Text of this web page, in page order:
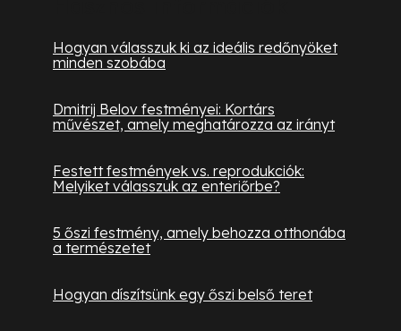
Hogyan válasszuk ki az ideális redőnyöket
minden szobába
Dmitrij Belov festményei: Kortárs
művészet, amely meghatározza az irányt
Festett festmények vs. reprodukciók:
Melyiket válasszuk az enteriőrbe?
5 őszi festmény, amely behozza otthonába
a természetet
Hogyan díszítsünk egy őszi belső teret